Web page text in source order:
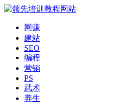
网赚
建站
SEO
编程
营销
PS
武术
养生